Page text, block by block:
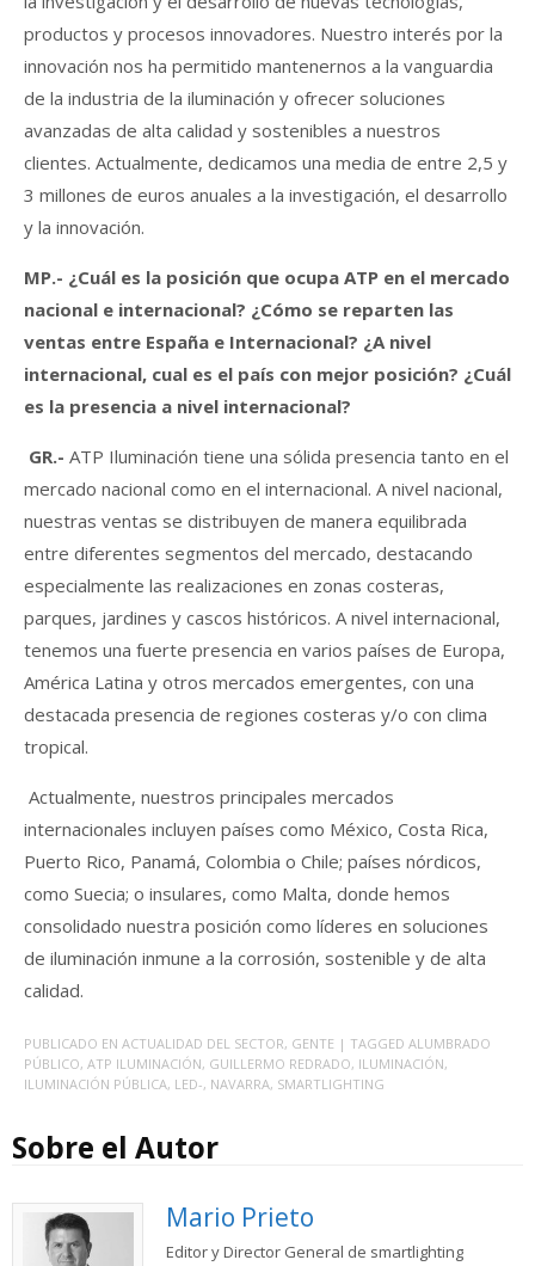
productos y procesos innovadores. Nuestro interés por la
innovación nos ha permitido mantenernos a la vanguardia
de la industria de la iluminación y ofrecer soluciones
avanzadas de alta calidad y sostenibles a nuestros
clientes. Actualmente, dedicamos una media de entre 2,5 y
3 millones de euros anuales a la investigación, el desarrollo
y la innovación.
MP.- ¿Cuál es la posición que ocupa ATP en el mercado
nacional e internacional? ¿Cómo se reparten las
ventas entre España e Internacional? ¿A nivel
internacional, cual es el país con mejor posición? ¿Cuál
es la presencia a nivel internacional?
GR.- ATP Iluminación tiene una sólida presencia tanto en el
mercado nacional como en el internacional. A nivel nacional,
nuestras ventas se distribuyen de manera equilibrada
entre diferentes segmentos del mercado, destacando
especialmente las realizaciones en zonas costeras,
parques, jardines y cascos históricos. A nivel internacional,
tenemos una fuerte presencia en varios países de Europa,
América Latina y otros mercados emergentes, con una
destacada presencia de regiones costeras y/o con clima
tropical.
Actualmente, nuestros principales mercados
internacionales incluyen países como México, Costa Rica,
Puerto Rico, Panamá, Colombia o Chile; países nórdicos,
como Suecia; o insulares, como Malta, donde hemos
consolidado nuestra posición como líderes en soluciones
de iluminación inmune a la corrosión, sostenible y de alta
calidad.
PUBLICADO EN ACTUALIDAD DEL SECTOR, GENTE | TAGGED ALUMBRADO
PÚBLICO, ATP ILUMINACIÓN, GUILLERMO REDRADO, ILUMINACIÓN,
ILUMINACIÓN PÚBLICA, LED-, NAVARRA, SMARTLIGHTING
Sobre el Autor
Mario Prieto
Editor y Director General de smartlighting